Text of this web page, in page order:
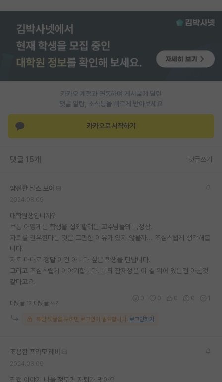
장학금/장학생 게시판
학술 정보 게시판
홍보 게시판
반도체 아카데미
카카오 계정과 연동하여 게시글에 달린
댓글 알람, 소식등을 빠르게 받아보세요
카카오로 시작하기
댓글 15개 댓글쓰기
얌전한 닐스 보어
대학원생입니까?
보통 어떻게든 학생을 섭외할려는 교수님들의 특성상.
자퇴를 권유한다는 것은 그만한 이유가 있지 않을까... 조심스럽게 생각해봅
니다.
저도 때때로 정말 이건 아니다 싶은 학생을 만납니다.
그리고 조심스럽게 이야기합니다. 너의 잠재성은 이 길 위에 있는건 아닌것
같다고요.
대댓글 1개 대댓글 쓰기
해당 댓글을 보려면 로그인이 필요합니다. 로그인하기
조용한 프리모 레비
직접 이야기 나올 정도면 자퇴가 맞아요